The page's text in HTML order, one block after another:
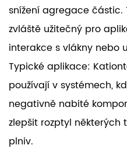
snížení agregace
zvláště užitečný pro
interakce s vlákny nebo
Typické aplikace:
používají v systémech,
negativně nabité
zlepšit rozptyl
plniv.